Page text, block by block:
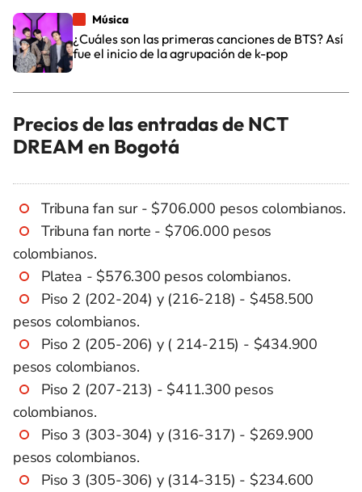
Música
¿Cuáles son las primeras canciones de BTS? Así
fue el inicio de la agrupación de k-pop
Precios de las entradas de NCT
DREAM en Bogotá
Tribuna fan sur - $706.000 pesos colombianos.
Tribuna fan norte - $706.000 pesos
colombianos.
Platea - $576.300 pesos colombianos.
Piso 2 (202-204) y (216-218) - $458.500
pesos colombianos.
Piso 2 (205-206) y ( 214-215) - $434.900
pesos colombianos.
Piso 2 (207-213) - $411.300 pesos
colombianos.
Piso 3 (303-304) y (316-317) - $269.900
pesos colombianos.
Piso 3 (305-306) y (314-315) - $234.600